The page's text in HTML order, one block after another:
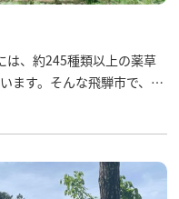
は、約245種類以上の薬草
ます。そんな飛騨市で、薬